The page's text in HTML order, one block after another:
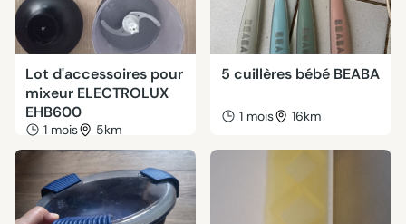
Lot d'accessoires pour
mixeur ELECTROLUX
EHB600
1 mois 5km
5 cuillères bébé BEABA
1 mois 16km